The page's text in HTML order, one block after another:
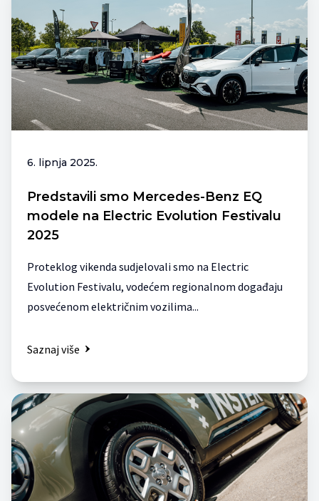
6. lipnja 2025.
Predstavili smo Mercedes-Benz EQ
modele na Electric Evolution Festivalu
2025
Proteklog vikenda sudjelovali smo na Electric
Evolution Festivalu, vodećem regionalnom događaju
posvećenom električnim vozilima...
Saznaj više